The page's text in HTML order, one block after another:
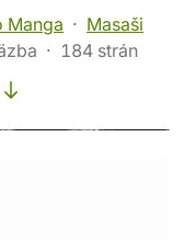
Manga
Masaši
184 strán